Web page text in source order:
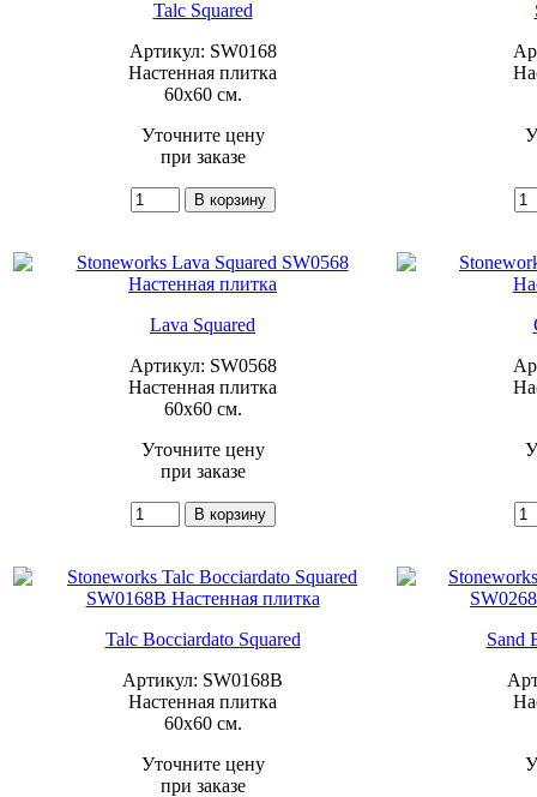
Talc Squared
Артикул: SW0168
Настенная плитка
60x60 см.
Уточните цену
при заказе
Lava Squared
Артикул: SW0568
Настенная плитка
60x60 см.
Уточните цену
при заказе
Talc Bocciardato Squared
Артикул: SW0168B
Настенная плитка
60x60 см.
Уточните цену
при заказе
Sand